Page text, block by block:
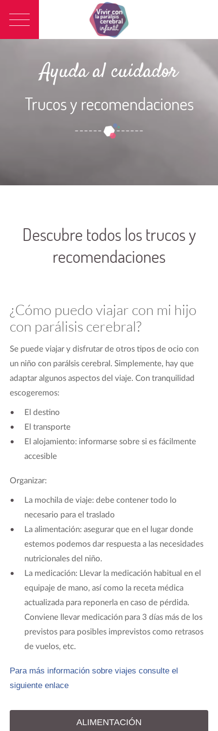
navigation
Ayuda al cuidador
Trucos y recomendaciones
Descubre todos los trucos y
recomendaciones
¿Cómo puedo viajar con mi hijo
con parálisis cerebral?
Se puede viajar y disfrutar de otros tipos de ocio con
un niño con parálsis cerebral. Simplemente, hay que
adaptar algunos aspectos del viaje. Con tranquilidad
escogeremos:
El destino
El transporte
El alojamiento: informarse sobre si es fácilmente
accesible
Organizar:
La mochila de viaje: debe contener todo lo
necesario para el traslado
La alimentación: asegurar que en el lugar donde
estemos podemos dar respuesta a las necesidades
nutricionales del niño.
La medicación: Llevar la medicación habitual en el
equipaje de mano, así como la receta médica
actualizada para reponerla en caso de pérdida.
Conviene llevar medicación para 3 días más de los
previstos para posibles imprevistos como retrasos
de vuelos, etc.
Para más información sobre viajes consulte el
siguiente enlace
ALIMENTACIÓN